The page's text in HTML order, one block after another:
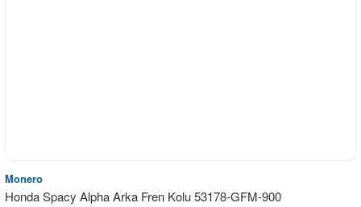
Monero
Honda Spacy Alpha Arka Fren Kolu 53178-GFM-900